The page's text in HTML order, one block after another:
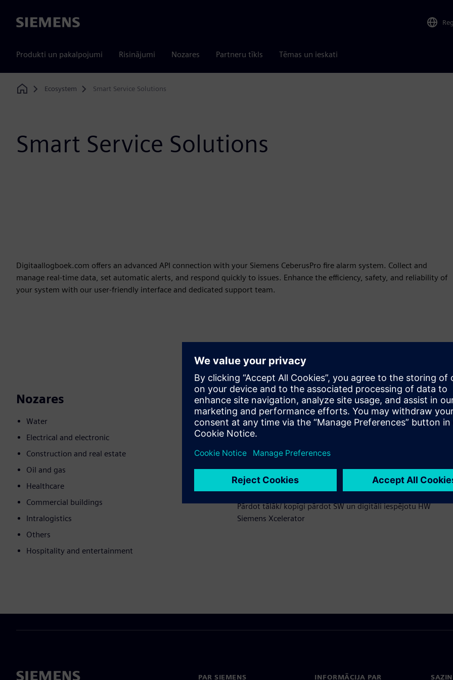
Siemens
Produkti un pakalpojumi Risinājumi Nozares Partneru tīkls Tēmas un ieskati
Home
Ecosystem Smart Service Solutions
Smart Service Solutions
Digitaallogboek.com offers an advanced API connection with your Siemens CeberusPro fire alarm system. Collect and
manage real-time data, set automatic alerts, and respond quickly to issues. Enhance the efficiency, safety, and reliability of
your system with our user-friendly interface and dedicated support team.
Nozares
Water
Electrical and electronic
Construction and real estate
Oil and gas
Healthcare
Commercial buildings
Intralogistics
Others
Hospitality and entertainment
Kustība
Build
Paplašina vai balstās uz Siemens Xcelerator
izstrādā jaunu klienta risinājumu, integrējot Siemens
Xcelerator produktu ar savu produktu.
Sell
Pārdot tālāk/ kopīgi pārdot SW un digitāli iespējotu HW
Siemens Xcelerator
PAR SIEMENS INFORMĀCIJA PAR